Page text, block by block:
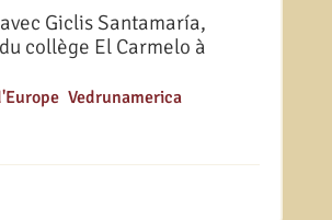
Giclis Santamaría,
collège El Carmelo à
, Vedrunamerica,